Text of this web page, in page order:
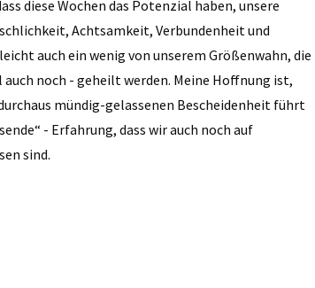
diese Wochen das Potenzial haben, unsere
Achtsamkeit, Verbundenheit und
auch ein wenig von unserem Größenwahn, die
noch - geheilt werden. Meine Hoffnung ist,
mündig-gelassenen Bescheidenheit führt
- Erfahrung, dass wir auch noch auf
sind.